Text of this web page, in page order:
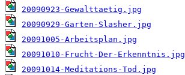
20090923-Gewalttaetig.jpg
20090929-Garten-Slasher.jpg
20091005-Arbeitsplan.jpg
20091010-Frucht-Der-Erkenntnis.jpg
20091014-Meditations-Tod.jpg